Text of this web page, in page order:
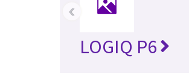
LOGIQ P6
‹